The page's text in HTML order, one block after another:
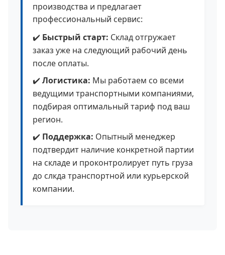
производства и предлагает
профессиональный сервис:
✔️ Быстрый старт: Склад отгружает
заказ уже на следующий рабочий день
после оплаты.
✔️ Логистика: Мы работаем со всеми
ведущими транспортными компаниями,
подбирая оптимальный тариф под ваш
регион.
✔️ Поддержка: Опытный менеджер
подтвердит наличие конкретной партии
на складе и проконтролирует путь груза
до слкда транспортной или курьерской
компании.